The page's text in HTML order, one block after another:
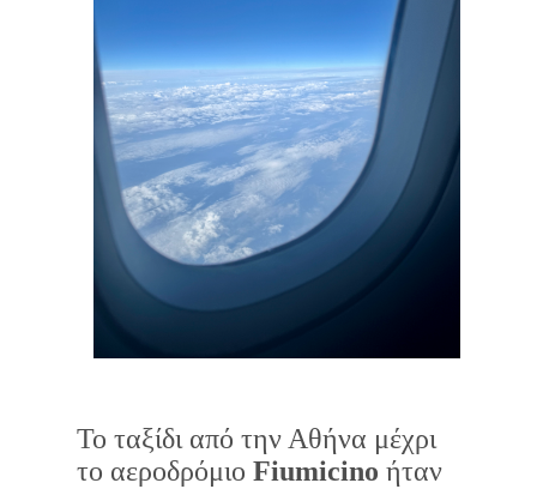
Το ταξίδι από την Αθήνα μέχρι
το αεροδρόμιο Fiumicino ήταν